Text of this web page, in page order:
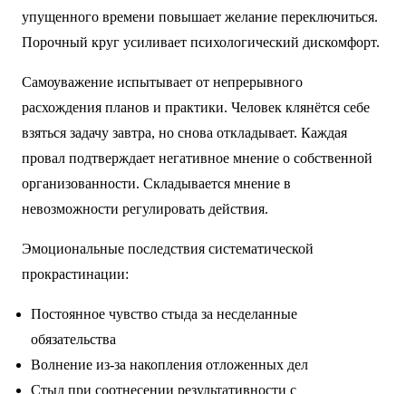
упущенного времени повышает желание переключиться.
Порочный круг усиливает психологический дискомфорт.
Самоуважение испытывает от непрерывного
расхождения планов и практики. Человек клянётся себе
взяться задачу завтра, но снова откладывает. Каждая
провал подтверждает негативное мнение о собственной
организованности. Складывается мнение в
невозможности регулировать действия.
Эмоциональные последствия систематической
прокрастинации:
Постоянное чувство стыда за несделанные
обязательства
Волнение из-за накопления отложенных дел
Стыд при соотнесении результативности с